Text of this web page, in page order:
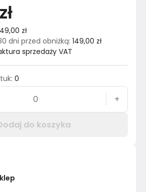
zł
dni przed obniżką: 149,00 zł
sprzedaży VAT
: 0
+
do koszyka